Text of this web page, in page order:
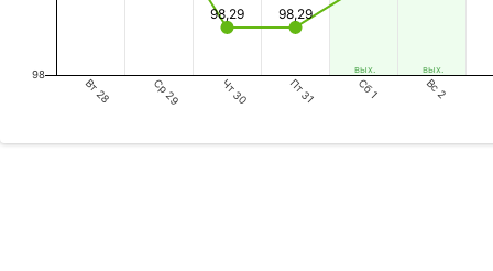
вых. вых.
98,29 98,29
Вт 28 Ср 29 Чт 30 Пт 31 Сб 1 Вс 2
98